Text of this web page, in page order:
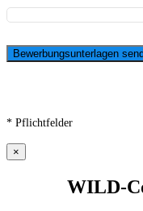
* Pflichtfelder
×
WILD-